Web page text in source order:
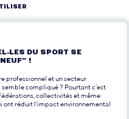
DU SPORT SE
!
professionnel et un secteur
compliqué ? Pourtant c’est
collectivités et même
ont réduit l’impact environnemental